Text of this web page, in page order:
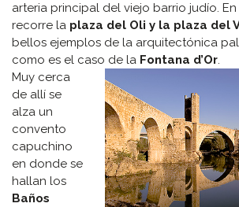
arteria principal del viejo barrio judío.
recorre la plaza del Oli y la plaza del
bellos ejemplos de la arquitectónica
como es el caso de la Fontana d’Or.
Muy cerca
de allí se
alza un
convento
capuchino
en donde se
hallan los
Baños